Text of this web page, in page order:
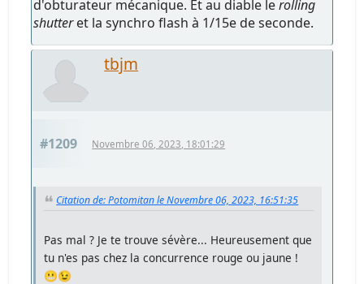
d'obturateur mécanique. Et au diable lerolling
shutteret la synchro flash à 1/15e de seconde.
tbjm
#1209 Novembre 06, 2023, 18:01:29
Citation de: Potomitan le Novembre 06, 2023, 16:51:35
Pas mal ? Je te trouve sévère... Heureusement que
tu n'es pas chez la concurrence rouge ou jaune !
😬😉